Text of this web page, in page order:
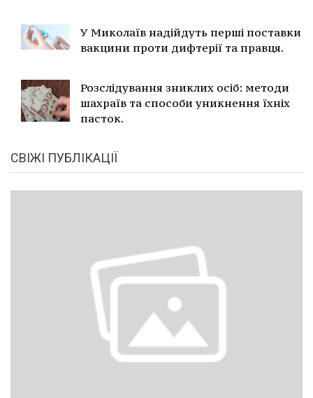
У Миколаїв надійдуть перші поставки
вакцини проти дифтерії та правця.
Розслідування зниклих осіб: методи
шахраїв та способи уникнення їхніх
пасток.
СВІЖІ ПУБЛІКАЦІЇ